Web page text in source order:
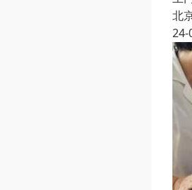
北
24-